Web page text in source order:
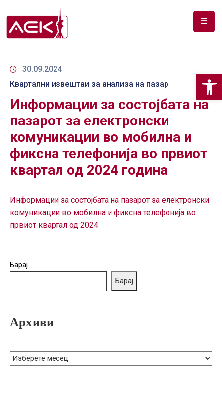
ЗА
ДОКУМЕНТИ
СПЕКТАР
ТЕЛЕКОМУНИКАЦИИ
АНАЛИЗА
ПАЗАР
ГРИЖА
ЈАВНИ
30.09.2024
Квартални извештаи за анализа на пазар
Информации за состојбата на
пазарот за електронски
комуникации во мобилна и
фиксна телефонија во првиот
квартал од 2024 година
Информации за состојбата на пазарот за електронски
комуникации во мобилна и фиксна телефонија во
првиот квартал од 2024
Барај
Барај
Архиви